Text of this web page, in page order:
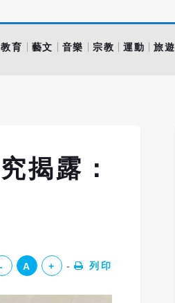
教育 藝文 音樂 宗教 運動 旅遊
揭露：
- A + 列印